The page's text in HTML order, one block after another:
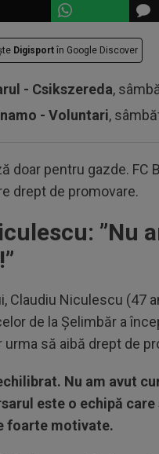
Digisport în Google Discover
- Csikszereda,
- Voluntari,
doar pentru gazde.
drept de promovare.
”Nu
”
Claudiu Niculescu (47
de la Șelimbăr a
urma să aibă drept de
Nu am avut
este o echipă
foarte motivate.